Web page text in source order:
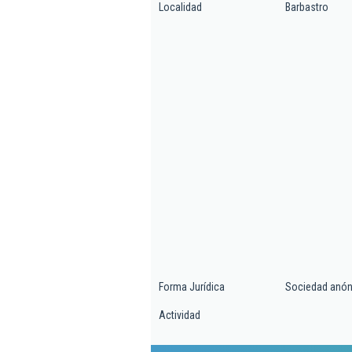
Localidad Barbastro
Forma Jurídica Sociedad
Actividad